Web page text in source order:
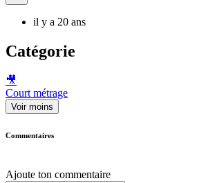
il y a 20 ans
Catégorie
🎥
Court métrage
Voir moins
Commentaires
Ajoute ton commentaire